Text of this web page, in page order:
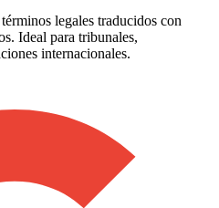
legales traducidos con
Ideal para tribunales,
internacionales.